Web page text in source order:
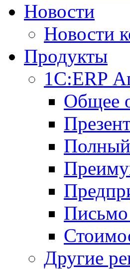
Новости
Новости
Продукты
1С:ERP
Общее
Письмо
Другие